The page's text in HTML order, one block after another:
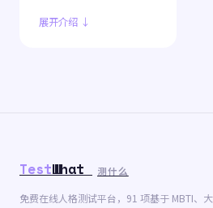
展开介绍 ↓
TestWhat 测什么
免费在线人格测试平台，91 项基于 MBTI、